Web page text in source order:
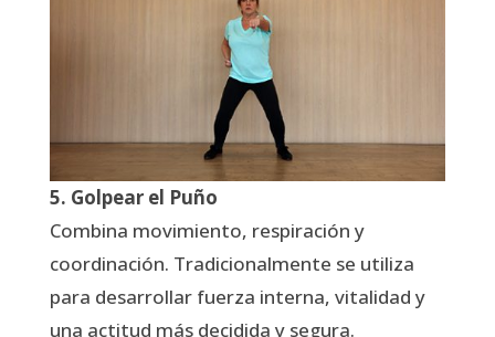
5. Golpear el Puño
Combina movimiento, respiración y
coordinación. Tradicionalmente se utiliza
para desarrollar fuerza interna, vitalidad y
una actitud más decidida y segura.